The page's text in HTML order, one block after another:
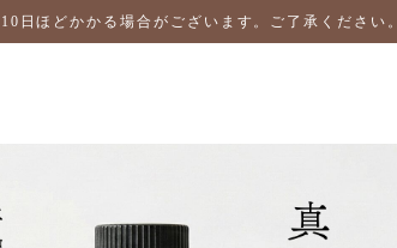
日ほどかかる場合がございます。ご了承ください。